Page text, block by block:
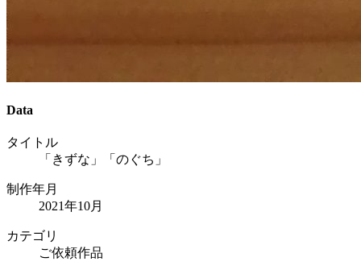
Data
タイトル
「きずな」「のぐち」
制作年月
2021年10月
カテゴリ
ご依頼作品